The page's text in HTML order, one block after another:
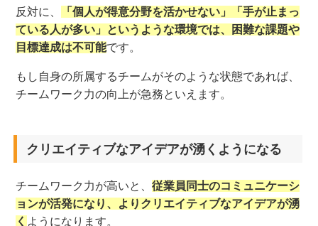
反対に、
「個人が得意分野を活かせない」「手が止まっ
ている人が多い」というような環境では、困難な課題や
目標達成は不可能です。
もし自身の所属するチームがそのような状態であれば、
チームワーク力の向上が急務といえます。
クリエイティブなアイデアが湧くようになる
チームワーク力が高いと、従業員同士のコミュニケーシ
ョンが活発になり、よりクリエイティブなアイデアが湧
く ようになります。